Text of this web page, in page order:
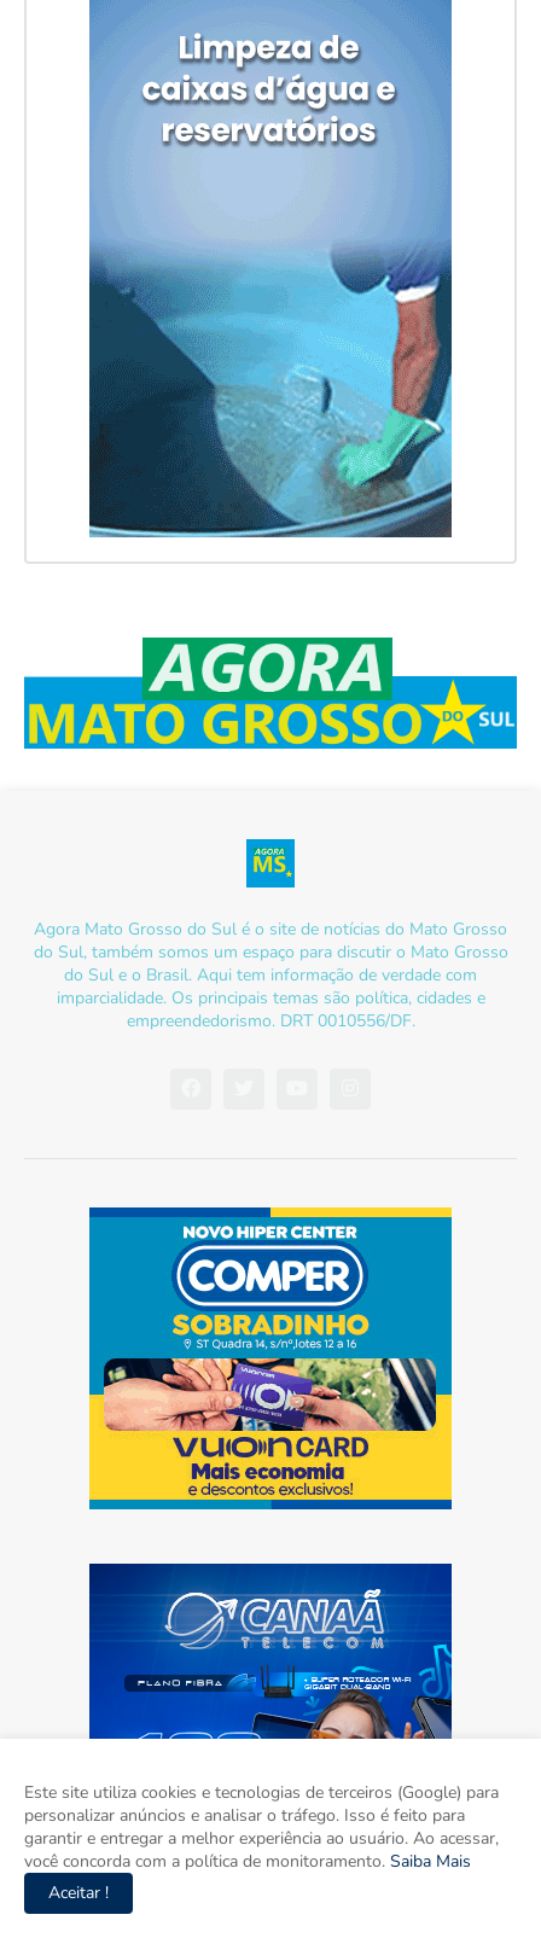
Agora Mato Grosso do Sul é o site de notícias do Mato Grosso
do Sul, também somos um espaço para discutir o Mato Grosso
do Sul e o Brasil. Aqui tem informação de verdade com
imparcialidade. Os principais temas são política, cidades e
empreendedorismo. DRT 0010556/DF.
Este site utiliza cookies e tecnologias de terceiros (Google) para
personalizar anúncios e analisar o tráfego. Isso é feito para
garantir e entregar a melhor experiência ao usuário. Ao acessar,
você concorda com a política de monitoramento. Saiba Mais
Aceitar !